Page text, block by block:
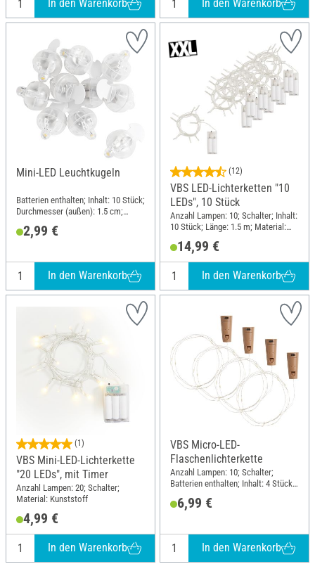
In den Warenkorb In den Warenkorb
Mini-LED Leuchtkugeln
Batterien enthalten; Inhalt: 10 Stück;
Durchmesser (außen): 1.5 cm;
2,99 €
In den Warenkorb
(12)
VBS LED-Lichterketten "10
LEDs", 10 Stück
Anzahl Lampen: 10; Schalter; Inhalt:
10 Stück; Länge: 1.5 m; Material:
14,99 €
In den Warenkorb
(1)
VBS Mini-LED-Lichterkette
"20 LEDs", mit Timer
Anzahl Lampen: 20; Schalter;
Material: Kunststoff
4,99 €
In den Warenkorb
VBS Micro-LED-
Flaschenlichterkette
Anzahl Lampen: 10; Schalter;
Batterien enthalten; Inhalt: 4 Stück;
6,99 €
In den Warenkorb